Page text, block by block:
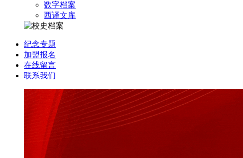
数字档案
西译文库
纪念专题
加盟报名
在线留言
联系我们